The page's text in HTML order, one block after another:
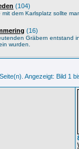
(104)
mit dem Karlsplatz sollte
(16)
Gräbern entstand
wurden.
Angezeigt: Bild 1